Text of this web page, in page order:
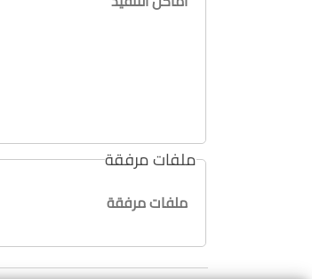
ملفات مرفقة
ملفات مرفقة